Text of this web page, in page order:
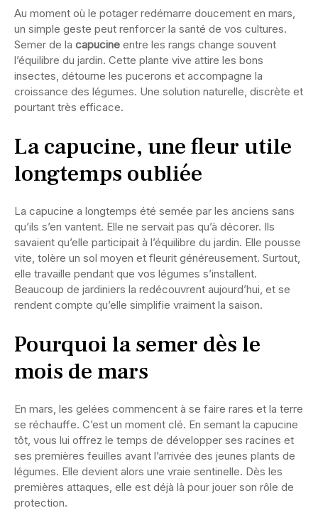
Au moment où le potager redémarre doucement en mars,
un simple geste peut renforcer la santé de vos cultures.
Semer de la capucine entre les rangs change souvent
l’équilibre du jardin. Cette plante vive attire les bons
insectes, détourne les pucerons et accompagne la
croissance des légumes. Une solution naturelle, discrète et
pourtant très efficace.
La capucine, une fleur utile
longtemps oubliée
La capucine a longtemps été semée par les anciens sans
qu’ils s’en vantent. Elle ne servait pas qu’à décorer. Ils
savaient qu’elle participait à l’équilibre du jardin. Elle pousse
vite, tolère un sol moyen et fleurit généreusement. Surtout,
elle travaille pendant que vos légumes s’installent.
Beaucoup de jardiniers la redécouvrent aujourd’hui, et se
rendent compte qu’elle simplifie vraiment la saison.
Pourquoi la semer dès le
mois de mars
En mars, les gelées commencent à se faire rares et la terre
se réchauffe. C’est un moment clé. En semant la capucine
tôt, vous lui offrez le temps de développer ses racines et
ses premières feuilles avant l’arrivée des jeunes plants de
légumes. Elle devient alors une vraie sentinelle. Dès les
premières attaques, elle est déjà là pour jouer son rôle de
protection.